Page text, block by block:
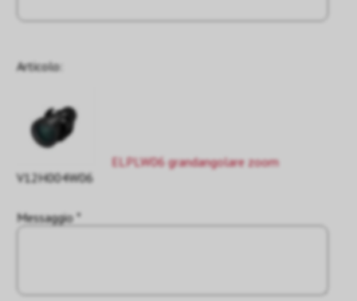
Articolo:
ELPLW06 grandangolare zoom
V12H004W06
Messaggio *